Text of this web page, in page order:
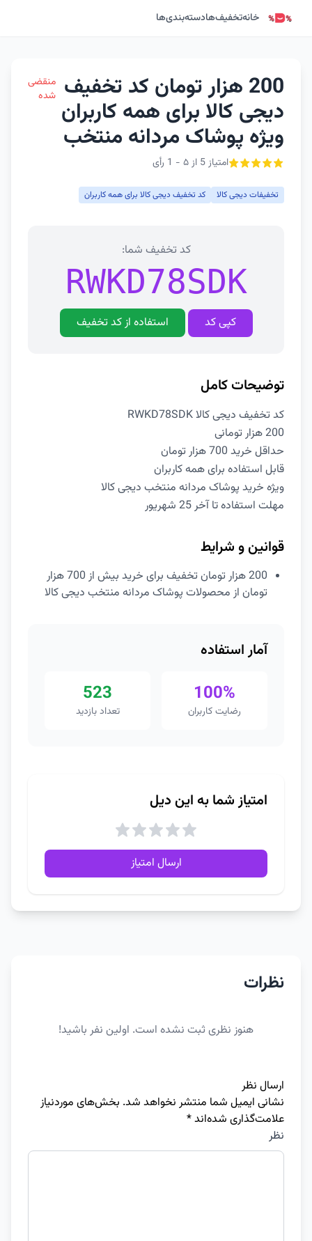
خانهتخفیف‌هادسته‌بندی‌ها
200 هزار تومان کد تخفیف
دیجی کالا برای همه کاربران
ویژه پوشاک مردانه منتخب
امتیاز 5 از ۵ - 1 رأی
منقضی
شده
تخفیفات دیجی کالا کد تخفیف دیجی کالا برای همه کاربران
کد تخفیف شما:
RWKD78SDK
کپی کد استفاده از کد تخفیف
توضیحات کامل
کد تخفیف دیجی کالا RWKD78SDK
200 هزار تومانی
حداقل خرید 700 هزار تومان
قابل استفاده برای همه کاربران
ویژه خرید پوشاک مردانه منتخب دیجی کالا
مهلت استفاده تا آخر 25 شهریور
قوانین و شرایط
200 هزار تومان تخفیف برای خرید بیش از 700 هزار
تومان از محصولات پوشاک مردانه منتخب دیجی کالا
آمار استفاده
100%
رضایت کاربران
523
تعداد بازدید
امتیاز شما به این دیل
ارسال امتیاز
نظرات
هنوز نظری ثبت نشده است. اولین نفر باشید!
ارسال نظر
نشانی ایمیل شما منتشر نخواهد شد. بخش‌های موردنیاز
علامت‌گذاری شده‌اند*
نظر